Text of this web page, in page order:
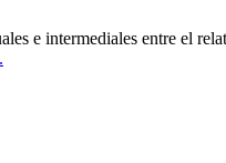
e intermediales entre el